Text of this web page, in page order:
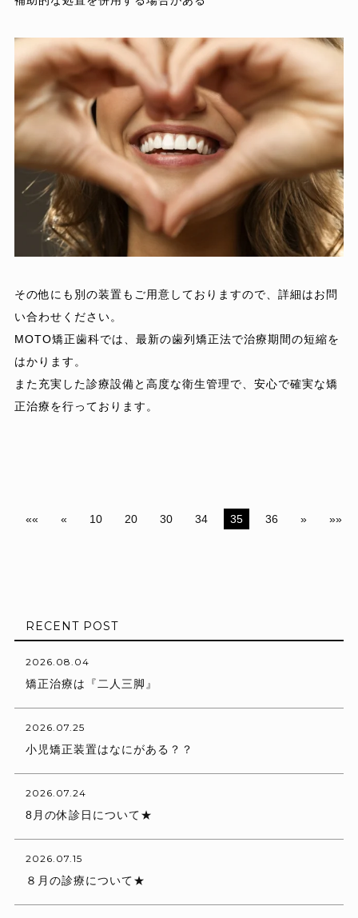
その他にも別の装置もご用意しておりますので、詳細はお問
い合わせください。
MOTO矯正歯科では、最新の歯列矯正法で治療期間の短縮を
はかります。
また充実した診療設備と高度な衛生管理で、安心で確実な矯
正治療を行っております。
«« « 10 20 30 34 35 36 » »»
RECENT POST
2026.08.04
矯正治療は『二人三脚』
2026.07.25
小児矯正装置はなにがある？？
2026.07.24
8月の休診日について★
2026.07.15
８月の診療について★